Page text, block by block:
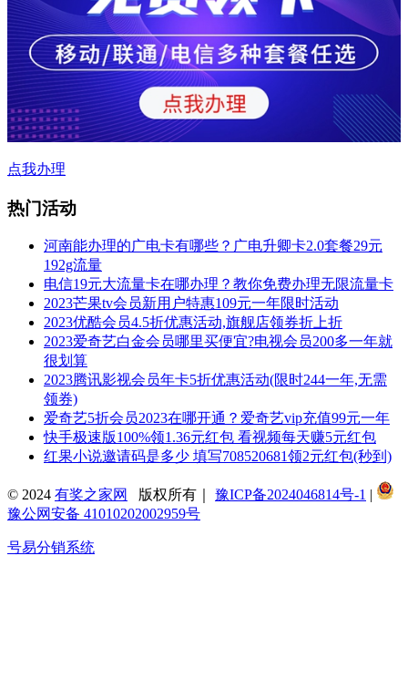
点我办理
热门活动
河南能办理的广电卡有哪些？广电升卿卡2.0套餐29元
192g流量
电信19元大流量卡在哪办理？教你免费办理无限流量卡
2023芒果tv会员新用户特惠109元一年限时活动
2023优酷会员4.5折优惠活动,旗舰店领券折上折
2023爱奇艺白金会员哪里买便宜?电视会员200多一年就
很划算
2023腾讯影视会员年卡5折优惠活动(限时244一年,无需
领券)
爱奇艺5折会员2023在哪开通？爱奇艺vip充值99元一年
快手极速版100%领1.36元红包 看视频每天赚5元红包
红果小说邀请码是多少 填写708520681领2元红包(秒到)
© 2024 有奖之家网 版权所有｜ 豫ICP备2024046814号-1 |
豫公网安备 41010202002959号
号易分销系统